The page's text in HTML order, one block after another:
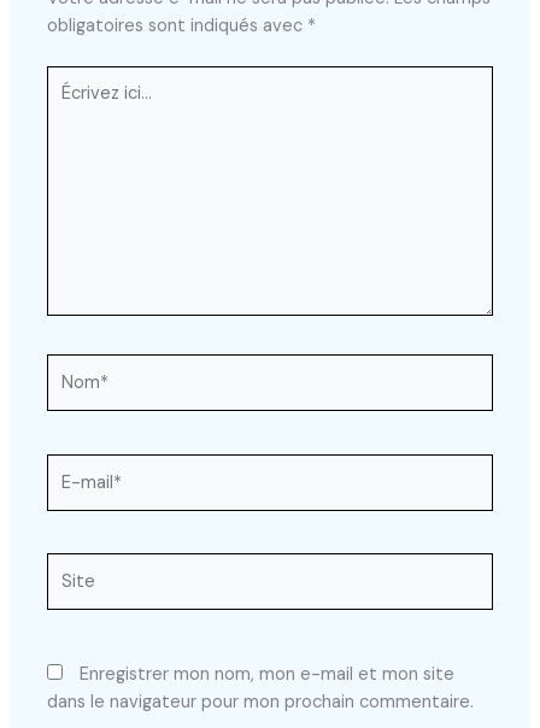
obligatoires sont indiqués avec *
Écrivez
ici…
mail*
Enregistrer mon nom, mon e-mail et mon site
dans le navigateur pour mon prochain commentaire.